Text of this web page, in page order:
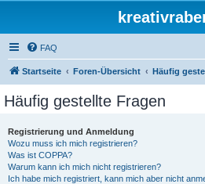
FAQ
Startseite Foren-Übersicht Häufig
Häufig gestellte Fragen
Registrierung und Anmeldung
Wozu muss ich mich registrieren?
Was ist COPPA?
Warum kann ich mich nicht registrieren?
Ich habe mich registriert, kann mich aber nicht